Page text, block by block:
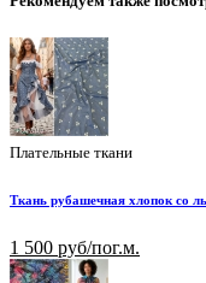
Плательные ткани
Ткань рубашечная хлопок со
1 500 руб/пог.м.